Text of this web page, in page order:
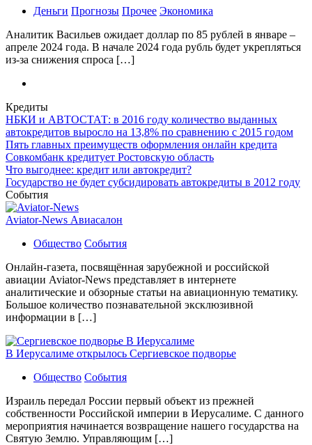
Деньги Прогнозы Прочее Экономика
Аналитик Васильев ожидает доллар по 85 рублей в январе –
апреле 2024 года. В начале 2024 года рубль будет укрепляться
из-за снижения спроса […]
Кредиты
НБКИ и АВТОСТАТ: в 2016 году количество выданных
автокредитов выросло на 13,8% по сравнению с 2015 годом
Пять главных преимуществ оформления онлайн кредита
Совкомбанк кредитует Ростовскую область
Что выгоднее: кредит или автокредит?
Государство не будет субсидировать автокредиты в 2012 году
События
Aviator-News Авиасалон
Общество События
Онлайн-газета, посвящённая зарубежной и российской
авиации Aviator-News представляет в интернете
аналитические и обзорные статьи на авиационную тематику.
Большое количество познавательной эксклюзивной
информации в […]
В Иерусалиме открылось Сергиевское подворье
Общество События
Израиль передал России первый объект из прежней
собственности Российской империи в Иерусалиме. С данного
мероприятия начинается возвращение нашего государства на
Святую Землю. Управляющим […]